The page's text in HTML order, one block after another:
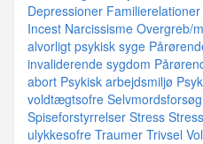
Depressioner Familierelationer
Incest Narcissisme Overgreb/
alvorligt psykisk syge
invaliderende sygdom
abort Psykisk arbejdsmiljø
voldtægtsofre Selvmordsforsøg
Spiseforstyrrelser Stress
ulykkesofre Traumer Trivsel